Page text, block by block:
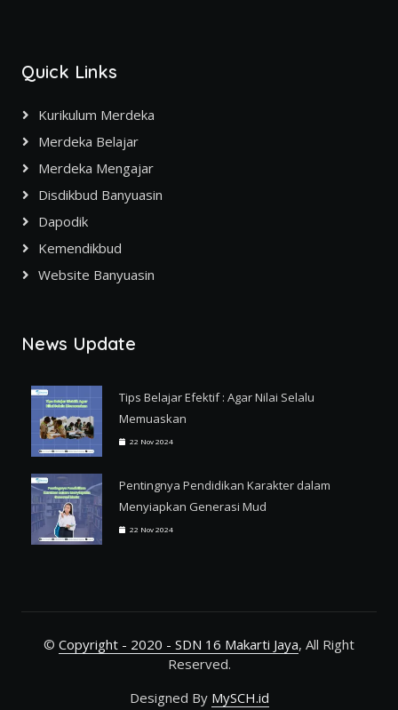
Quick Links
Kurikulum Merdeka
Merdeka Belajar
Merdeka Mengajar
Disdikbud Banyuasin
Dapodik
Kemendikbud
Website Banyuasin
News Update
Tips Belajar Efektif : Agar Nilai Selalu
Memuaskan
22 Nov 2024
Pentingnya Pendidikan Karakter dalam
Menyiapkan Generasi Mud
22 Nov 2024
© Copyright - 2020 - SDN 16 Makarti Jaya, All Right
Reserved.
Designed By MySCH.id